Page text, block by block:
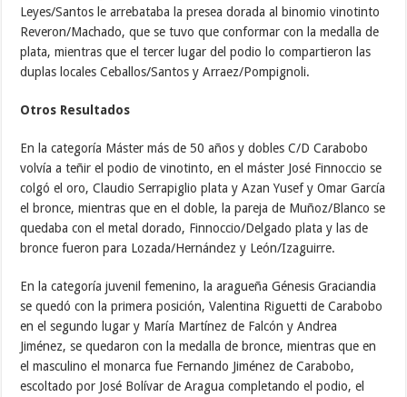
Leyes/Santos le arrebataba la presea dorada al binomio vinotinto
Reveron/Machado, que se tuvo que conformar con la medalla de
plata, mientras que el tercer lugar del podio lo compartieron las
duplas locales Ceballos/Santos y Arraez/Pompignoli.
Otros Resultados
En la categoría Máster más de 50 años y dobles C/D Carabobo
volvía a teñir el podio de vinotinto, en el máster José Finnoccio se
colgó el oro, Claudio Serrapiglio plata y Azan Yusef y Omar García
el bronce, mientras que en el doble, la pareja de Muñoz/Blanco se
quedaba con el metal dorado, Finnoccio/Delgado plata y las de
bronce fueron para Lozada/Hernández y León/Izaguirre.
En la categoría juvenil femenino, la aragueña Génesis Graciandia
se quedó con la primera posición, Valentina Riguetti de Carabobo
en el segundo lugar y María Martínez de Falcón y Andrea
Jiménez, se quedaron con la medalla de bronce, mientras que en
el masculino el monarca fue Fernando Jiménez de Carabobo,
escoltado por José Bolívar de Aragua completando el podio, el